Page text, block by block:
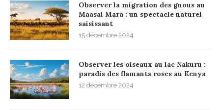
Observer la migration des gnous au
Maasai Mara : un spectacle naturel
saisissant
15 décembre 2024
Observer les oiseaux au lac Nakuru :
paradis des flamants roses au Kenya
12 décembre 2024